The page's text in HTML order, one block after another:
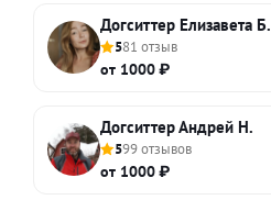
Догситтер Елизавета Б.
581 отзыв
от 1000 ₽
Догситтер Андрей Н.
599 отзывов
от 1000 ₽